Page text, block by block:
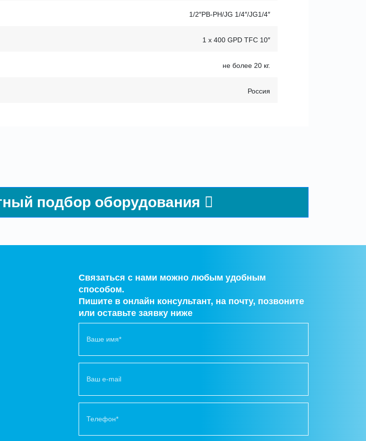
1/2″РВ-РН/JG 1/4″/JG1/4″
1 х 400 GPD TFC 10″
не более 20 кг.
Россия
подбор оборудования
Связаться с нами можно любым удобным
способом.
Пишите в онлайн консультант, на почту, позвоните
или оставьте заявку ниже